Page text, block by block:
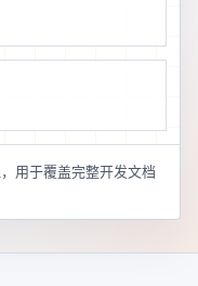
用于覆盖完整开发文档